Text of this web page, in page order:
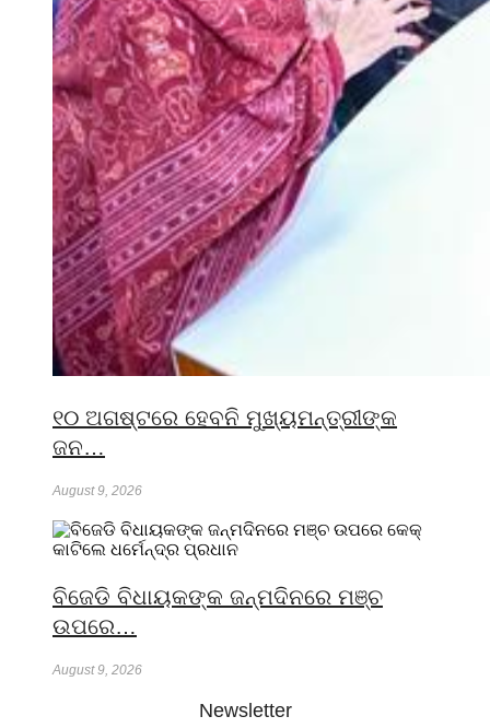
୧୦ ଅଗଷ୍ଟରେ ହେବନି ମୁଖ୍ୟମନ୍ତ୍ରୀଙ୍କ
ଜନ…
August 9, 2026
ବିଜେଡି ବିଧାୟକଙ୍କ ଜନ୍ମଦିନରେ ମଞ୍ଚ
ଉପରେ…
August 9, 2026
Newsletter